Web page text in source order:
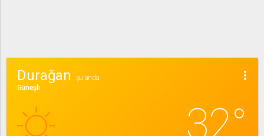
more_vert
Durağan
şu anda
Güneşli
32°